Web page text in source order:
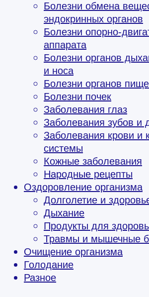
Болезни обмена
эндокринных органов
Болезни опорно-
аппарата
Болезни органов
и носа
Болезни органов
Болезни почек
Заболевания глаз
Заболевания зубов и
Заболевания крови и
системы
Кожные заболевания
Народные рецепты
Оздоровление организма
Долголетие и
Дыхание
Продукты для
Травмы и мышечные
Очищение организма
Голодание
Разное